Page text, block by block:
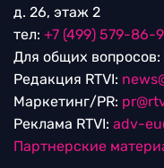
д. 26, этаж 2
тел: +7 (499) 579-86-
Для общих вопросов:
Редакция RTVI:
Маркетинг/PR:
Реклама RTVI: adv-
Партнерские